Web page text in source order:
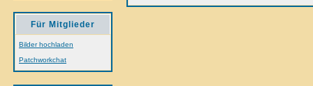
Für Mitglieder
Bilder hochladen
Patchworkchat